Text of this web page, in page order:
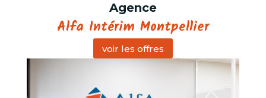
Agence
Alfa Intérim Montpellier
voir les offres